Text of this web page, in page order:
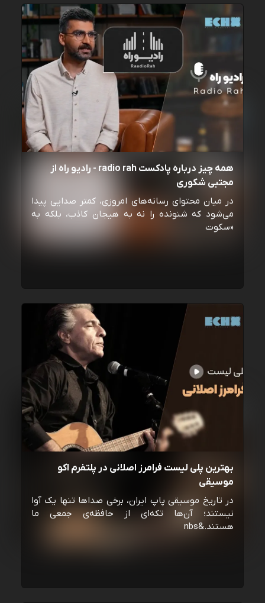
همه چیز درباره پادکست radio rah - رادیو راه از
مجتبی شکوری
در میان محتوای رسانه‌های امروزی، کمتر صدایی پیدا
می‌شود که شنونده را نه به هیجان کاذب، بلکه به
«سکوت
بهترین پلی لیست فرامرز اصلانی در پلتفرم اکو
موسیقی
در تاریخ موسیقی پاپ ایران، برخی صداها تنها یک آوا
نیستند؛ آن‌ها تکه‌ای از حافظه‌ی جمعی ما
هستند.&nbs